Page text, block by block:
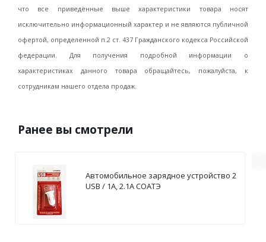
что все приведённые выше характеристики товара носят
исключительно информационный характер и не являются публичной
офертой, определенной п.2 ст. 437 Гражданского кодекса Российской
федерации. Для получения подробной информации о
характеристиках данного товара обращайтесь, пожалуйста, к
сотрудникам нашего отдела продаж.
Ранее вы смотрели
Автомобильное зарядное устройство 2
USB / 1А, 2.1А СОАТЭ